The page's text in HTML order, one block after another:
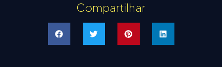
Compartilhar